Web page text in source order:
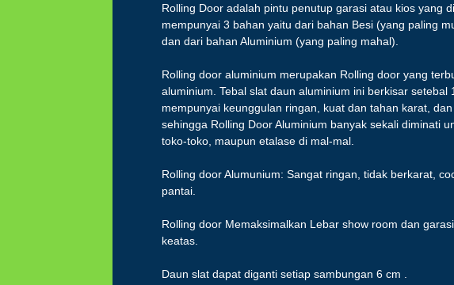
Rolling Door adalah pintu penutup garasi atau kios yang
mempunyai 3 bahan yaitu dari bahan Besi (yang paling
dan dari bahan Aluminium (yang paling mahal).
Rolling door aluminium merupakan Rolling door yang
aluminium. Tebal slat daun aluminium ini berkisar setebal
mempunyai keunggulan ringan, kuat dan tahan karat,
sehingga Rolling Door Aluminium banyak sekali diminati
toko-toko, maupun etalase di mal-mal.
Rolling door Alumunium: Sangat ringan, tidak berkarat,
pantai.
Rolling door Memaksimalkan Lebar show room dan
keatas.
Daun slat dapat diganti setiap sambungan 6 cm .